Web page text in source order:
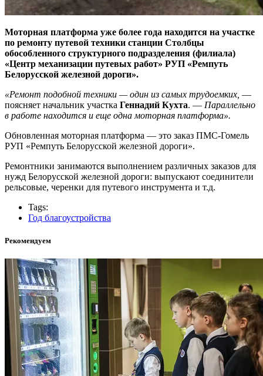
Моторная платформа уже более года находится на участке
по ремонту путевой техники станции Столбцы
обособленного структурного подразделения (филиала)
«Центр механизации путевых работ» РУП «Ремпуть
Белорусской железной дороги».
«Ремонт подобной техники — один из самых трудоемких, —
поясняет начальник участка Геннадий Кухта. — Параллельно
в работе находится и еще одна моторная платформа».
Обновленная моторная платформа — это заказ ПМС-Гомель
РУП «Ремпуть Белорусской железной дороги».
Ремонтники занимаются выполнением различных заказов для
нужд Белорусской железной дороги: выпускают соединители
рельсовые, черенки для путевого инструмента и т.д.
Tags:
Год благоустройства
Рекомендуем